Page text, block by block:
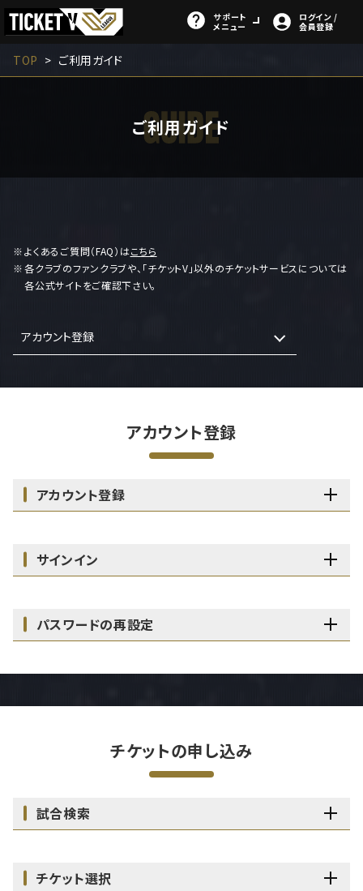
サポート
メニュー
ログイン /
会員登録
TOP ご利用ガイド
ご利用ガイド
よくあるご質問（FAQ）はこちら
各クラブのファンクラブや、「チケットV」以外のチケットサービスについては
各公式サイトをご確認下さい。
アカウント登録
アカウント登録
サインイン
パスワードの再設定
チケットの申し込み
試合検索
チケット選択